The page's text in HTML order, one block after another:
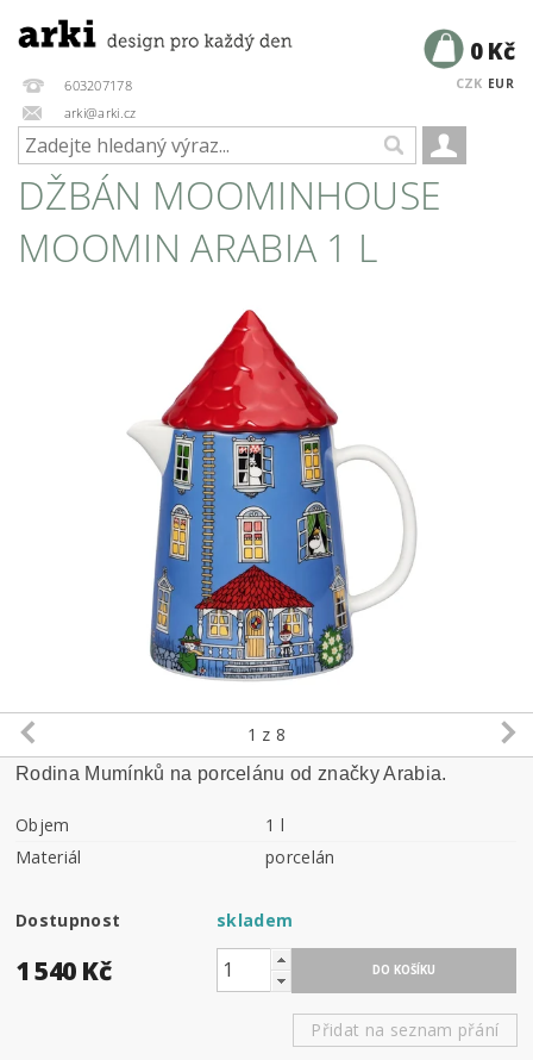
603207178
arki@arki.cz
CZK EUR
0 Kč
DŽBÁN MOOMINHOUSE
MOOMIN ARABIA 1 L
1 z 8
Rodina Mumínků na porcelánu od značky Arabia.
Objem
1 l
Materiál
porcelán
Dostupnost skladem
1 540 Kč
Přidat na seznam přání